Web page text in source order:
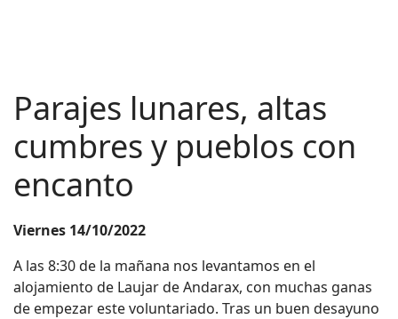
Parajes lunares, altas
cumbres y pueblos con
encanto
Viernes 14/10/2022
A las 8:30 de la mañana nos levantamos en el
alojamiento de Laujar de Andarax, con muchas ganas
de empezar este voluntariado. Tras un buen desayuno